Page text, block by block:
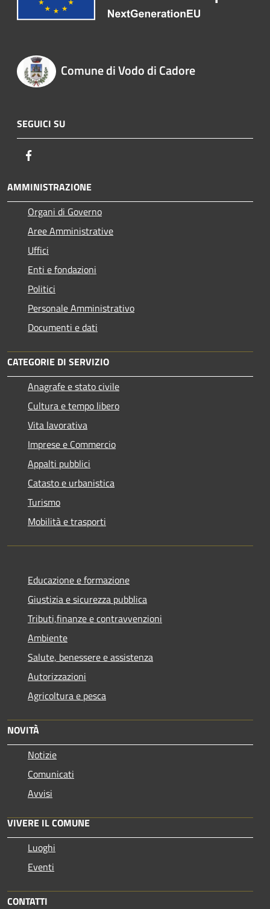
Comune di Vodo di Cadore
SEGUICI SU
AMMINISTRAZIONE
Organi di Governo
Aree Amministrative
Uffici
Enti e fondazioni
Politici
Personale Amministrativo
Documenti e dati
CATEGORIE DI SERVIZIO
Anagrafe e stato civile
Cultura e tempo libero
Vita lavorativa
Imprese e Commercio
Appalti pubblici
Catasto e urbanistica
Turismo
Mobilità e trasporti
Educazione e formazione
Giustizia e sicurezza pubblica
Tributi,finanze e contravvenzioni
Ambiente
Salute, benessere e assistenza
Autorizzazioni
Agricoltura e pesca
NOVITÀ
Notizie
Comunicati
Avvisi
VIVERE IL COMUNE
Luoghi
Eventi
CONTATTI